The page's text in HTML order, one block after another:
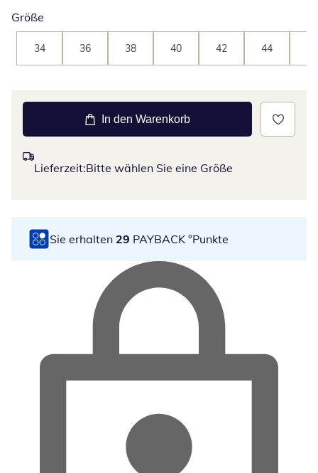
Größe
34 36 38 40 42 44
In den Warenkorb
Lieferzeit:Bitte wählen Sie eine Größe
Sie erhalten 29 PAYBACK °Punkte